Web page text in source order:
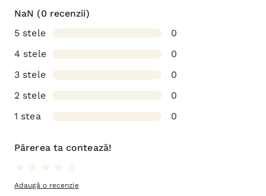
NaN (0 recenzii)
5 stele
0
4 stele
0
3 stele
0
2 stele
0
1 stea
0
Părerea ta contează!
Adaugă o recenzie